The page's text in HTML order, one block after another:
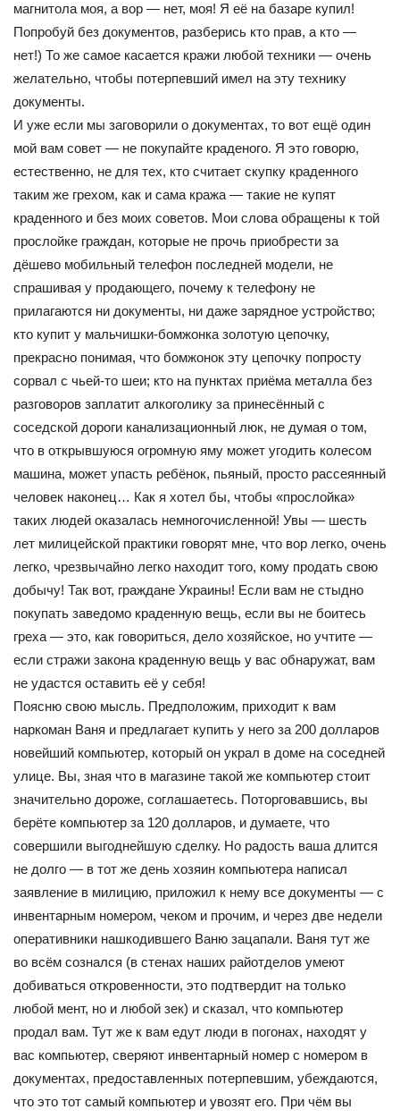
магнитола моя, а вор — нет, моя! Я её на базаре купил!
Попробуй без документов, разберись кто прав, а кто —
нет!) То же самое касается кражи любой техники — очень
желательно, чтобы потерпевший имел на эту технику
документы.
И уже если мы заговорили о документах, то вот ещё один
мой вам совет — не покупайте краденого. Я это говорю,
естественно, не для тех, кто считает скупку краденного
таким же грехом, как и сама кража — такие не купят
краденного и без моих советов. Мои слова обращены к той
прослойке граждан, которые не прочь приобрести за
дёшево мобильный телефон последней модели, не
спрашивая у продающего, почему к телефону не
прилагаются ни документы, ни даже зарядное устройство;
кто купит у мальчишки-бомжонка золотую цепочку,
прекрасно понимая, что бомжонок эту цепочку попросту
сорвал с чьей-то шеи; кто на пунктах приёма металла без
разговоров заплатит алкоголику за принесённый с
соседской дороги канализационный люк, не думая о том,
что в открывшуюся огромную яму может угодить колесом
машина, может упасть ребёнок, пьяный, просто рассеянный
человек наконец… Как я хотел бы, чтобы «прослойка»
таких людей оказалась немногочисленной! Увы — шесть
лет милицейской практики говорят мне, что вор легко, очень
легко, чрезвычайно легко находит того, кому продать свою
добычу! Так вот, граждане Украины! Если вам не стыдно
покупать заведомо краденную вещь, если вы не боитесь
греха — это, как говориться, дело хозяйское, но учтите —
если стражи закона краденную вещь у вас обнаружат, вам
не удастся оставить её у себя!
Поясню свою мысль. Предположим, приходит к вам
наркоман Ваня и предлагает купить у него за 200 долларов
новейший компьютер, который он украл в доме на соседней
улице. Вы, зная что в магазине такой же компьютер стоит
значительно дороже, соглашаетесь. Поторговавшись, вы
берёте компьютер за 120 долларов, и думаете, что
совершили выгоднейшую сделку. Но радость ваша длится
не долго — в тот же день хозяин компьютера написал
заявление в милицию, приложил к нему все документы — с
инвентарным номером, чеком и прочим, и через две недели
оперативники нашкодившего Ваню зацапали. Ваня тут же
во всём сознался (в стенах наших райотделов умеют
добиваться откровенности, это подтвердит на только
любой мент, но и любой зек) и сказал, что компьютер
продал вам. Тут же к вам едут люди в погонах, находят у
вас компьютер, сверяют инвентарный номер с номером в
документах, предоставленных потерпевшим, убеждаются,
что это тот самый компьютер и увозят его. При чём вы